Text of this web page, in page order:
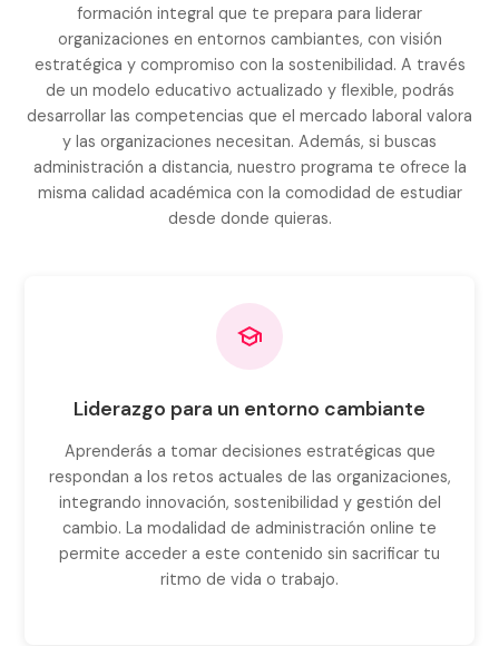
formación integral que te prepara para liderar
organizaciones en entornos cambiantes, con visión
estratégica y compromiso con la sostenibilidad. A través
de un modelo educativo actualizado y flexible, podrás
desarrollar las competencias que el mercado laboral valora
y las organizaciones necesitan. Además, si buscas
administración a distancia, nuestro programa te ofrece la
misma calidad académica con la comodidad de estudiar
desde donde quieras.
Liderazgo para un entorno cambiante
Aprenderás a tomar decisiones estratégicas que
respondan a los retos actuales de las organizaciones,
integrando innovación, sostenibilidad y gestión del
cambio. La modalidad de administración online te
permite acceder a este contenido sin sacrificar tu
ritmo de vida o trabajo.